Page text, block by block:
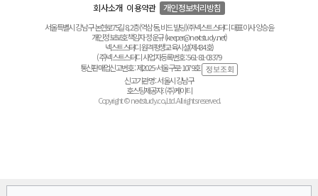
회사소개 이용약관 개인정보처리방침
서울특별시 강남구 논현로75길 8, 2층(역삼동, 비드 빌딩) ㈜넥스트스터디 대표이사 양승윤
개인정보보호책임자 정운규 (keeper@nextstudy.net)
넥스트스터디 원격평생교육시설(제434호)
(주)넥스트스터디 사업자등록번호 : 561-81-03379
통신판매업신고번호 : 제2025-서울구로-1079호
신고기관명 : 서울시 강남구
호스팅제공자 : (주)케이티
Copyright © nextstudy.co.,Ltd. All rights reserved.